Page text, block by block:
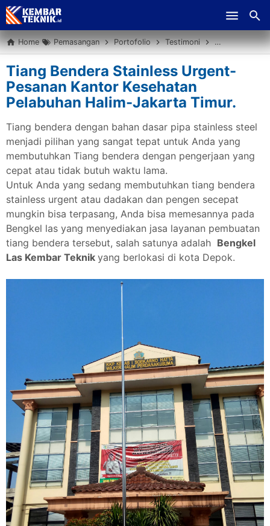
Home Pemasangan Portofolio Testimoni Tiang bendera
Tiang Bendera Stainless Urgent-
Pesanan Kantor Kesehatan
Pelabuhan Halim-Jakarta Timur.
Tiang bendera dengan bahan dasar pipa stainless steel
menjadi pilihan yang sangat tepat untuk Anda yang
membutuhkan Tiang bendera dengan pengerjaan yang
cepat atau tidak butuh waktu lama.
Untuk Anda yang sedang membutuhkan tiang bendera
stainless urgent atau dadakan dan pengen secepat
mungkin bisa terpasang, Anda bisa memesannya pada
Bengkel las yang menyediakan jasa layanan pembuatan
tiang bendera tersebut, salah satunya adalah Bengkel
Las Kembar Teknik yang berlokasi di kota Depok.